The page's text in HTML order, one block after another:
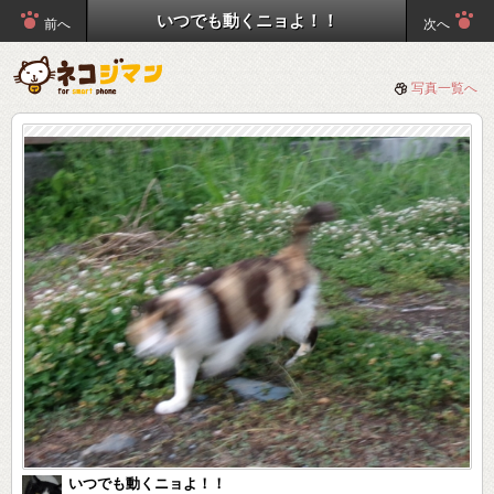
前へ いつでも動くニョよ！！ 次へ
写真一覧へ
いつでも動くニョよ！！